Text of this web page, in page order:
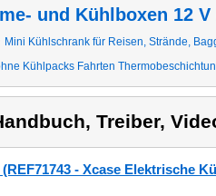
und Kühlboxen 12 V
Mini Kühlschrank für Reisen, Strände,
Kühlpacks Fahrten
Treiber,
- Xcase Elektrische